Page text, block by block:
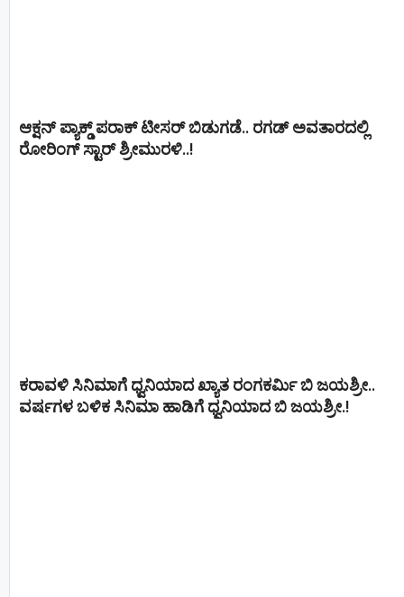
ಆಕ್ಷನ್ ಪ್ಯಾಕ್ಡ್ ಪರಾಕ್ ಟೀಸರ್ ಬಿಡುಗಡೆ.. ರಗಡ್ ಅವತಾರದಲ್ಲಿ
ರೋರಿಂಗ್ ಸ್ಟಾರ್ ಶ್ರೀಮುರಳಿ..!
ಕರಾವಳಿ ಸಿನಿಮಾಗೆ ಧ್ವನಿಯಾದ ಖ್ಯಾತ ರಂಗಕರ್ಮಿ ಬಿ ಜಯಶ್ರೀ..
ವರ್ಷಗಳ ಬಳಿಕ ಸಿನಿಮಾ ಹಾಡಿಗೆ ಧ್ವನಿಯಾದ ಬಿ ಜಯಶ್ರೀ.!